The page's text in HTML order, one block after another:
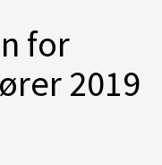
for
2019